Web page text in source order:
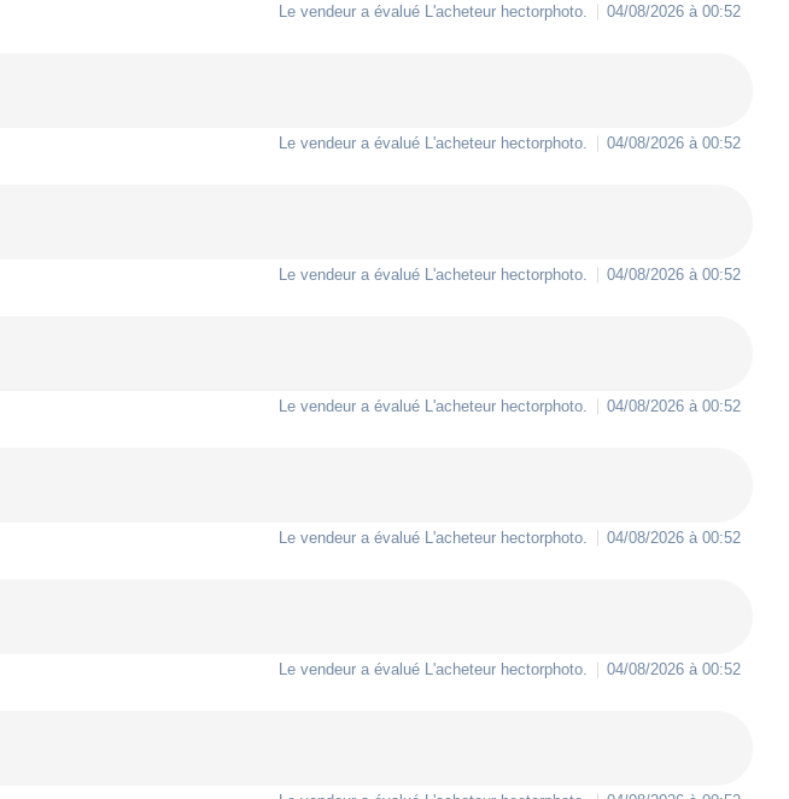
Le vendeur a évalué L'acheteur hectorphoto 04/08/2026 à 00:52
Le vendeur a évalué L'acheteur hectorphoto 04/08/2026 à 00:52
Le vendeur a évalué L'acheteur hectorphoto 04/08/2026 à 00:52
Le vendeur a évalué L'acheteur hectorphoto 04/08/2026 à 00:52
Le vendeur a évalué L'acheteur hectorphoto 04/08/2026 à 00:52
Le vendeur a évalué L'acheteur hectorphoto 04/08/2026 à 00:52